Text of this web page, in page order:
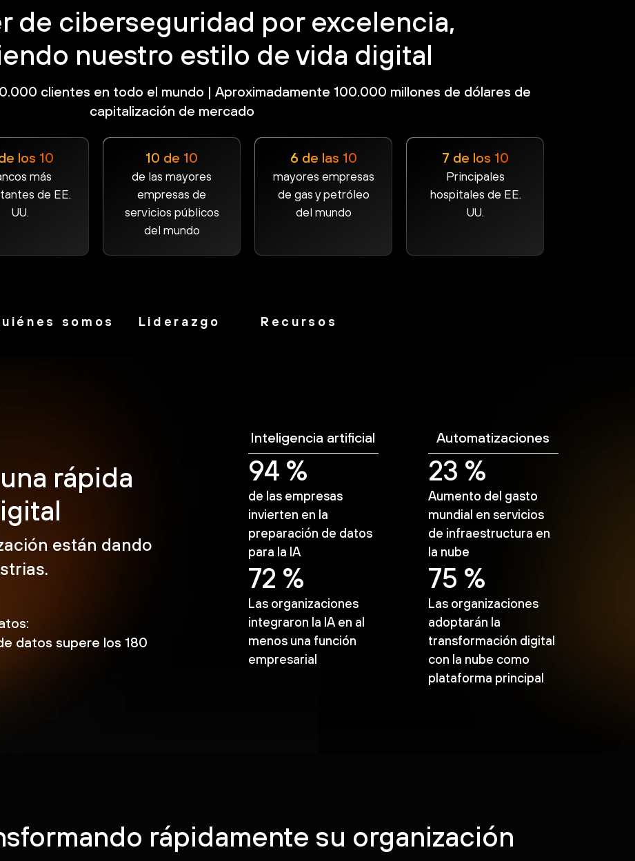
de ciberseguridad por excelencia,
nuestro estilo de vida digital
clientes en todo el mundo | Aproximadamente 100.000 millones de dólares de
capitalización de mercado
los 10
más
de EE.
UU.
10 de 10
de las mayores
empresas de
servicios públicos
del mundo
6 de las 10
mayores empresas
de gas y petróleo
del mundo
7 de los 10
Principales
hospitales de EE.
UU.
somos Liderazgo Recursos
rápida
están dando
datos supere los 180
Inteligencia artificial
94 %
de las empresas
invierten en la
preparación de datos
para la IA
72 %
Las organizaciones
integraron la IA en al
menos una función
empresarial
Automatizaciones
23 %
Aumento del gasto
mundial en servicios
de infraestructura en
la nube
75 %
Las organizaciones
adoptarán la
transformación digital
con la nube como
plataforma principal
rápidamente su organización